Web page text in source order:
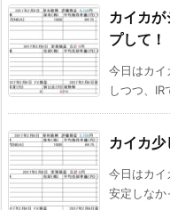
カイカ
プして！
今日はカ
しつつ、
カイカ
今日はカ
安定しなか